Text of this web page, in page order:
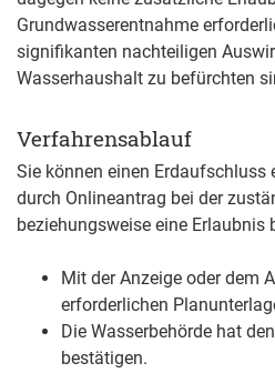
Grundwasserentnahme
signifikanten nachteiligen
Wasserhaushalt zu befürchten
Verfahrensablauf
Sie können einen
durch Onlineantrag bei der
beziehungsweise eine Erlaubnis
Mit der Anzeige oder dem
erforderlichen
Die Wasserbehörde hat
bestätigen.